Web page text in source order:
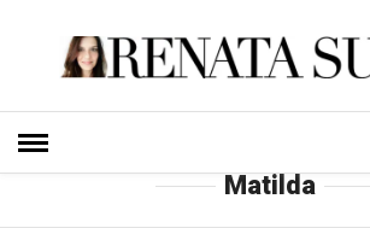
Matilda